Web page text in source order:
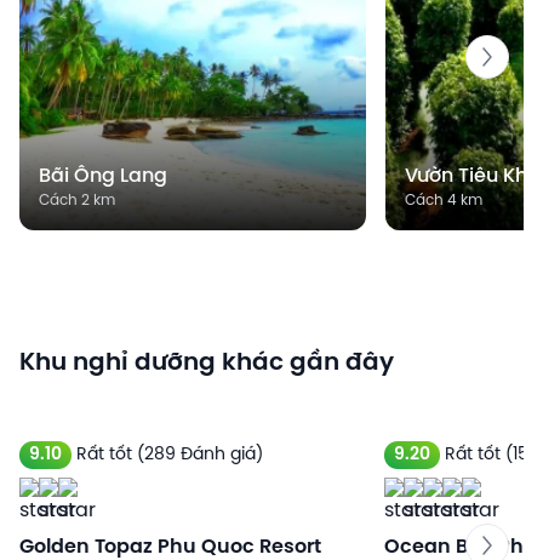
Bãi Ông Lang
Cách 2 km
Vườn Tiêu
Cách 4 km
Khu nghỉ dưỡng khác gần đây
9.10 Rất tốt (289 Đánh giá)
Golden Topaz Phu Quoc Resort
9.20 Rất tốt
Ocean Bay